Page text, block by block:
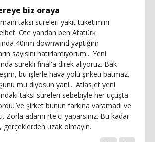
biz oraya
taksi süreleri yakıt tüketimini
elbet. Öte yandan ben Atatürk
40nm downwind yaptığım
sayısını hatırlamıyorum... Yeni
sürekli final'a direk alıyoruz. Bak
bu işlerle hava yolu şirketi batmaz.
mu diyosun yani... Atlasjet yeni
taksi süreleri sebebiyle her uçuşta
Ve şirket bunun farkına varamadı ve
Zorla adamı rte'ci yaparsınız. Bu kadar
gerçeklerden uzak olmayın.